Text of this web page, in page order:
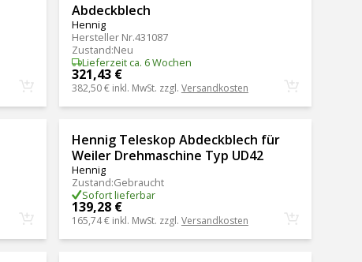
Abdeckblech
Hennig
Hersteller Nr.431087
Zustand:Neu
Lieferzeit ca. 6 Wochen
321,43 €
382,50 € inkl. MwSt. zzgl. Versandkosten
Hennig Teleskop Abdeckblech für
Weiler Drehmaschine Typ UD42
Hennig
Zustand:Gebraucht
Sofort lieferbar
139,28 €
165,74 € inkl. MwSt. zzgl. Versandkosten